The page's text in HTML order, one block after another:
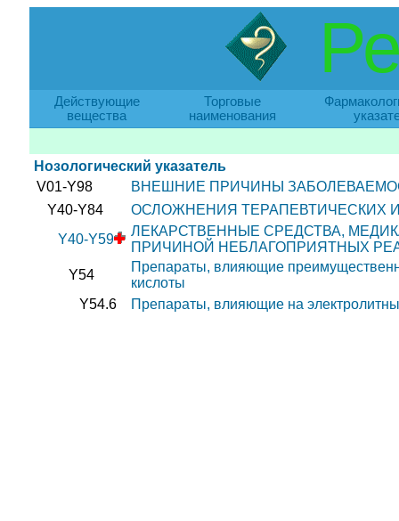
Действующие
вещества
Торговые
наименования
Нозологический указатель
V01-Y98
ВНЕШНИЕ ПРИЧИНЫ
Y40-Y84
ОСЛОЖНЕНИЯ ТЕРАПЕВТИЧЕСКИХ
Y40-Y59
ЛЕКАРСТВЕННЫЕ СРЕДСТВА,
ПРИЧИНОЙ НЕБЛАГОПРИЯТНЫХ
Y54
Препараты, влияющие
кислоты
Y54.6
Препараты, влияющие на